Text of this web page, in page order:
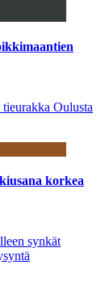
Oulusta
korkea
synkät